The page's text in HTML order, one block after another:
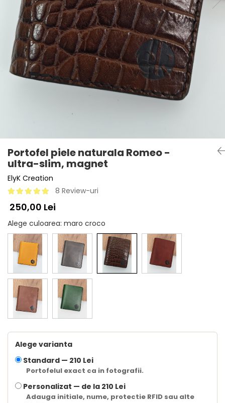
Portofel piele naturala Romeo -
ultra-slim, magnet
ElyK Creation
8 Review-uri
250,00 Lei
Alege culoarea: maro croco
Alege varianta
Standard — 210 Lei
Portofelul exact ca in fotografii.
Personalizat — de la 210 Lei
Adauga initiale, nume, protectie RFID sau alte